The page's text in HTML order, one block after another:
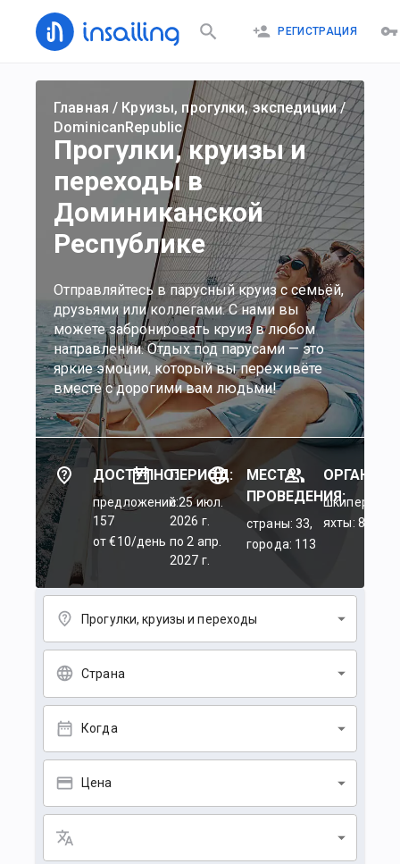
РЕГИСТРАЦИЯ
Главная / Круизы, прогулки, экспедиции/
DominicanRepublic
Прогулки, круизы и
переходы в
Доминиканской
Республике
Отправляйтесь в парусный круиз с семьёй,
друзьями или коллегами. С нами вы
можете забронировать круиз в любом
направлении. Отдых под парусами — это
яркие эмоции, который вы переживёте
вместе с дорогими вам людьми!
ДОСТУПНО:
предложений:
157
от €10/день
ПЕРИОД:
c 25 июл.
2026 г.
по 2 апр.
2027 г.
МЕСТА
ПРОВЕДЕНИЯ:
страны: 33,
города: 113
шкиперы: 45,
яхты: 84
Прогулки, круизы и переходы
Страна
Когда
Цена